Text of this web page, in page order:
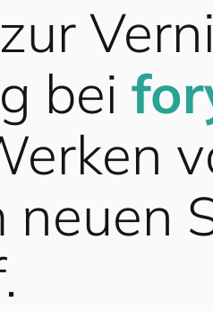
bei for
neuen